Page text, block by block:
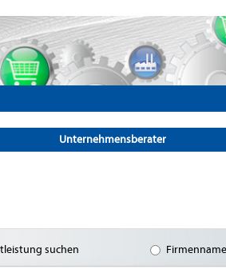
Unternehmensberater
suchen